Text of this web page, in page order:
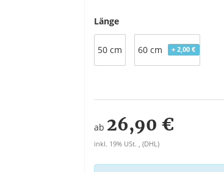
Länge
50 cm 60 cm + 2,00 €
ab 26,90 €
inkl. 19% USt. , (DHL)